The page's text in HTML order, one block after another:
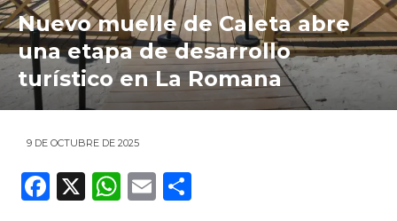
Nuevo muelle de Caleta abre
una etapa de desarrollo
turístico en La Romana
9 DE OCTUBRE DE 2025
F
X
W E